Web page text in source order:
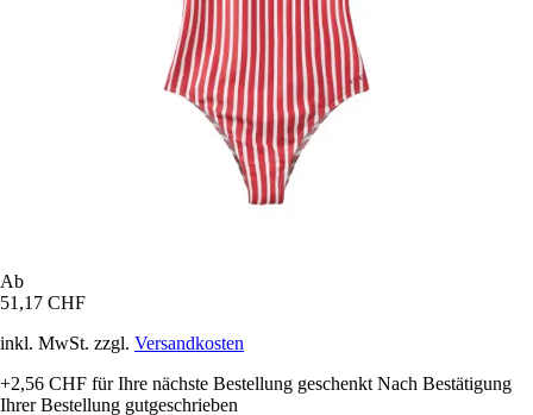
Ab
51,17 CHF
inkl. MwSt. zzgl. Versandkosten
+2,56 CHF für Ihre nächste Bestellung geschenkt Nach Bestätigung
Ihrer Bestellung gutgeschrieben